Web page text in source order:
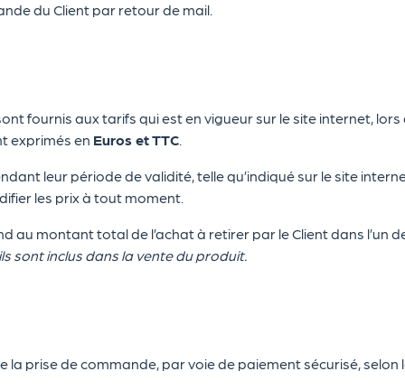
du Client par retour de mail.
fournis aux tarifs qui est en vigueur sur le site internet, lors
exprimés en Euros et TTC.
leur période de validité, telle qu’indiqué sur le site
les prix à tout moment.
au montant total de l’achat à retirer par le Client dans l’un
sont inclus dans la vente du produit.
prise de commande, par voie de paiement sécurisé, selon